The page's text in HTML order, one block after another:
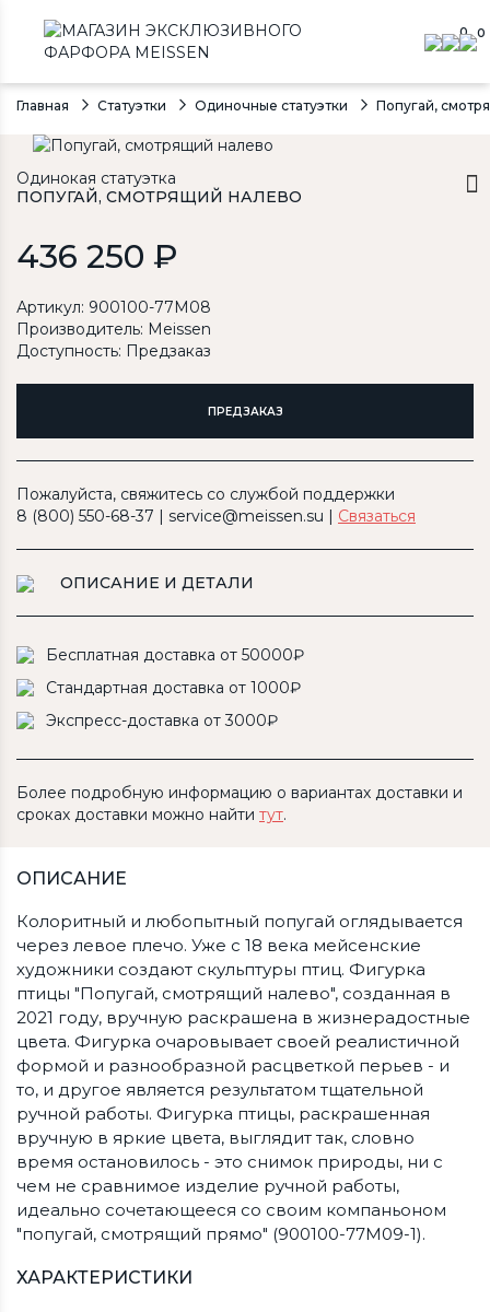
0 0
Главная Статуэтки Одиночные статуэтки Попугай,
Одинокая статуэтка
ПОПУГАЙ, СМОТРЯЩИЙ НАЛЕВО
436 250 ₽
Артикул: 900100-77M08
Производитель: Meissen
Доступность: Предзаказ
ПРЕДЗАКАЗ
Пожалуйста, свяжитесь со службой поддержки
8 (800) 550-68-37 | service@meissen.su | Связаться
ОПИСАНИЕ И ДЕТАЛИ
Бесплатная доставка от 50000₽
Стандартная доставка от 1000₽
Экспресс-доставка от 3000₽
Более подробную информацию о вариантах доставки и
сроках доставки можно найти тут.
ОПИСАНИЕ
Колоритный и любопытный попугай оглядывается
через левое плечо. Уже с 18 века мейсенские
художники создают скульптуры птиц. Фигурка
птицы "Попугай, смотрящий налево", созданная в
2021 году, вручную раскрашена в жизнерадостные
цвета. Фигурка очаровывает своей реалистичной
формой и разнообразной расцветкой перьев - и
то, и другое является результатом тщательной
ручной работы. Фигурка птицы, раскрашенная
вручную в яркие цвета, выглядит так, словно
время остановилось - это снимок природы, ни с
чем не сравнимое изделие ручной работы,
идеально сочетающееся со своим компаньоном
"попугай, смотрящий прямо" (900100-77M09-1).
ХАРАКТЕРИСТИКИ